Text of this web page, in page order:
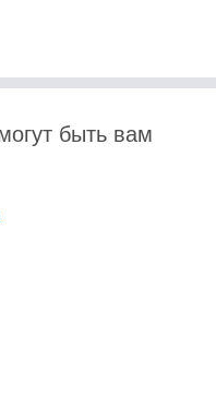
быть вам